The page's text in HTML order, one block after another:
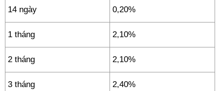
14 ngày 0,20%
1 tháng 2,10%
2 tháng 2,10%
3 tháng 2,40%